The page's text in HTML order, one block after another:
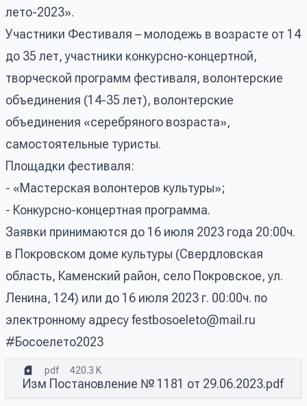
лето-2023».
Участники Фестиваля – молодежь в возрасте от 14
до 35 лет, участники конкурсно-концертной,
творческой программ фестиваля, волонтерские
объединения (14-35 лет), волонтерские
объединения «серебряного возраста»,
самостоятельные туристы.
Площадки фестиваля:
- «Мастерская волонтеров культуры»;
- Конкурсно-концертная программа.
Заявки принимаются до 16 июля 2023 года 20:00ч.
в Покровском доме культуры (Свердловская
область, Каменский район, село Покровское, ул.
Ленина, 124) или до 16 июля 2023 г. 00:00ч. по
электронному адресуfestbosoeleto@mail.ru
#Босоелето2023
Изм Постановление № 1181 от 29.06.2023.pdf
pdf 420.3 K